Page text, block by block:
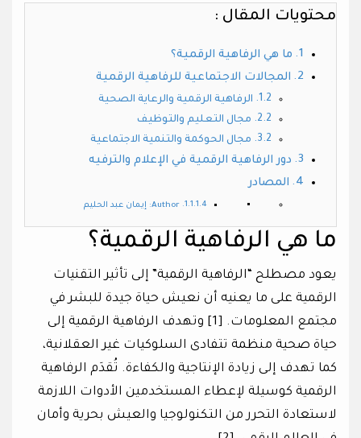
محتويات المقال :
ما هي الرفاهية الرقمية؟
المجالات الاجتماعية للرفاهية الرقمية
الرفاهية الرقمية والرعاية الصحية
مجال التعليم والتوظيف
مجال الحوكمة والتنمية الاجتماعية
دور الرفاهية الرقمية في الإعلام والترفيه
المصادر
Author: إيمان عبد الحليم
ما هي الرفاهية الرقمية؟
يعود مصطلح “الرفاهية الرقمية” إلى تأثير التقنيات
الرقمية على ما يعنيه أن نعيش حياة جيدة للبشر في
مجتمع المعلومات. [1] وتهدف الرفاهية الرقمية إلى
حياة صحية منظمة تتفادى السلوكيات غير العقلانية،
كما تهدف إلى زيادة الإنتاجية والكفاءة. تُقدَم الرفاهية
الرقمية كوسيلة لإعطاء المستخدمين الأدوات اللازمة
لاستعادة التحرر من التكنولوجيا والعيش بحرية وأمان